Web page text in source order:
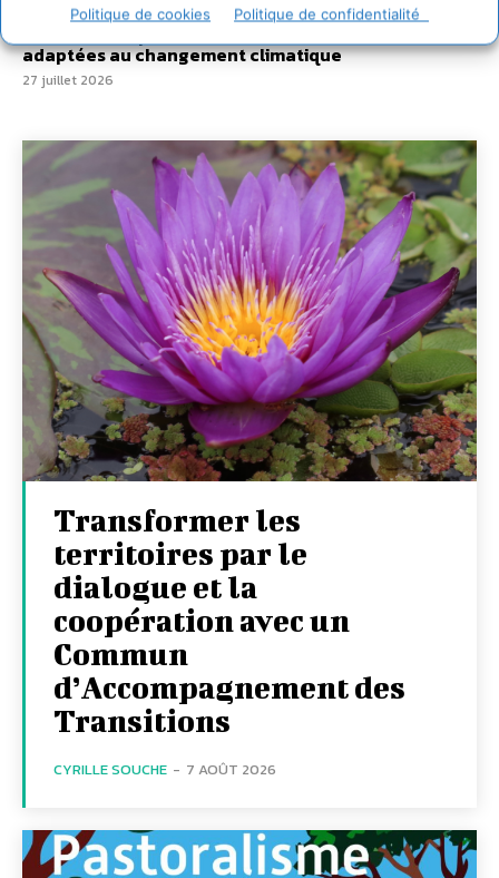
Politique de cookies Politique de confidentialité
adaptées au changement climatique
27 juillet 2026
Transformer les
territoires par le
dialogue et la
coopération avec un
Commun
d’Accompagnement des
Transitions
CYRILLE SOUCHE - 7 AOÛT 2026